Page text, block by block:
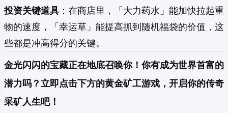
投资关键道具 ：在商店里，「大力药水」能加快拉起重
物的速度，「幸运草」能提高抓到随机福袋的价值，这
些都是冲高得分的关键。
金光闪闪的宝藏正在地底召唤你！你有成为世界首富的
潜力吗？立即点击下方的黄金矿工游戏，开启你的传奇
采矿人生吧！